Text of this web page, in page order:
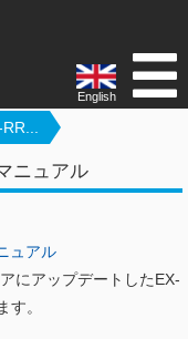
English
ニュアル
ュアル
にアップデートしたEX-
。